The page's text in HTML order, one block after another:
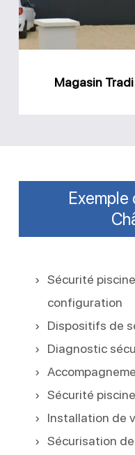
Magasin
Exemple
Sécurité
configuration
Dispositifs de
Diagnostic
Sécurité
Installation de
Sécurisation